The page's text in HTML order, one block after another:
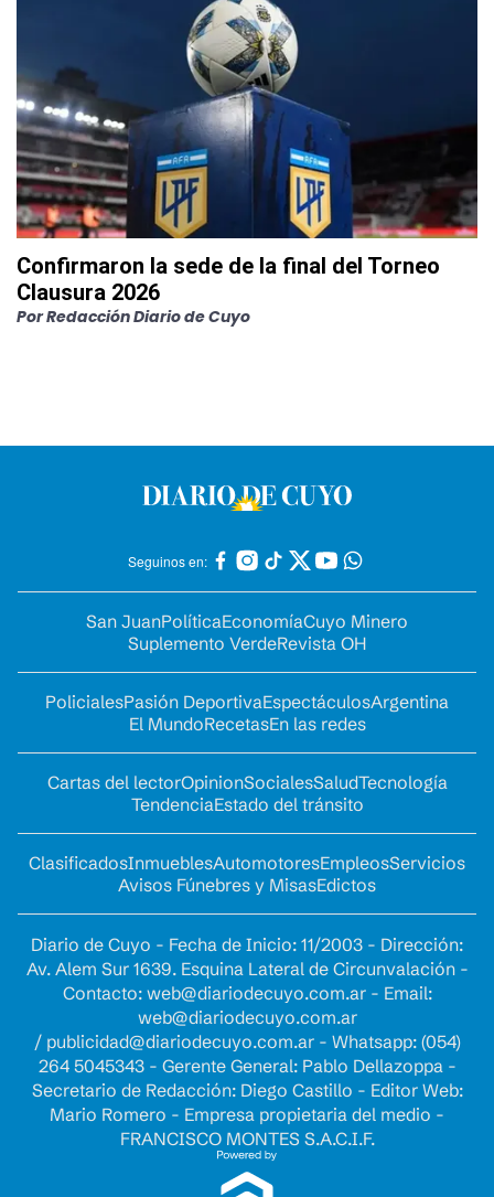
Confirmaron la sede de la final del Torneo
Clausura 2026
PorRedacción Diario de Cuyo
Seguinos en:
San JuanPolíticaEconomíaCuyo Minero
Suplemento VerdeRevista OH
PolicialesPasión DeportivaEspectáculosArgentina
El MundoRecetasEn las redes
Cartas del lectorOpinionSocialesSaludTecnología
TendenciaEstado del tránsito
ClasificadosInmueblesAutomotoresEmpleosServicios
Avisos Fúnebres y MisasEdictos
Diario de Cuyo - Fecha de Inicio: 11/2003 - Dirección:
Av. Alem Sur 1639. Esquina Lateral de Circunvalación -
Contacto: web@diariodecuyo.com.ar- Email:
web@diariodecuyo.com.ar
/ publicidad@diariodecuyo.com.ar- Whatsapp: (054)
264 5045343 - Gerente General: Pablo Dellazoppa -
Secretario de Redacción: Diego Castillo - Editor Web:
Mario Romero - Empresa propietaria del medio -
FRANCISCO MONTES S.A.C.I.F.